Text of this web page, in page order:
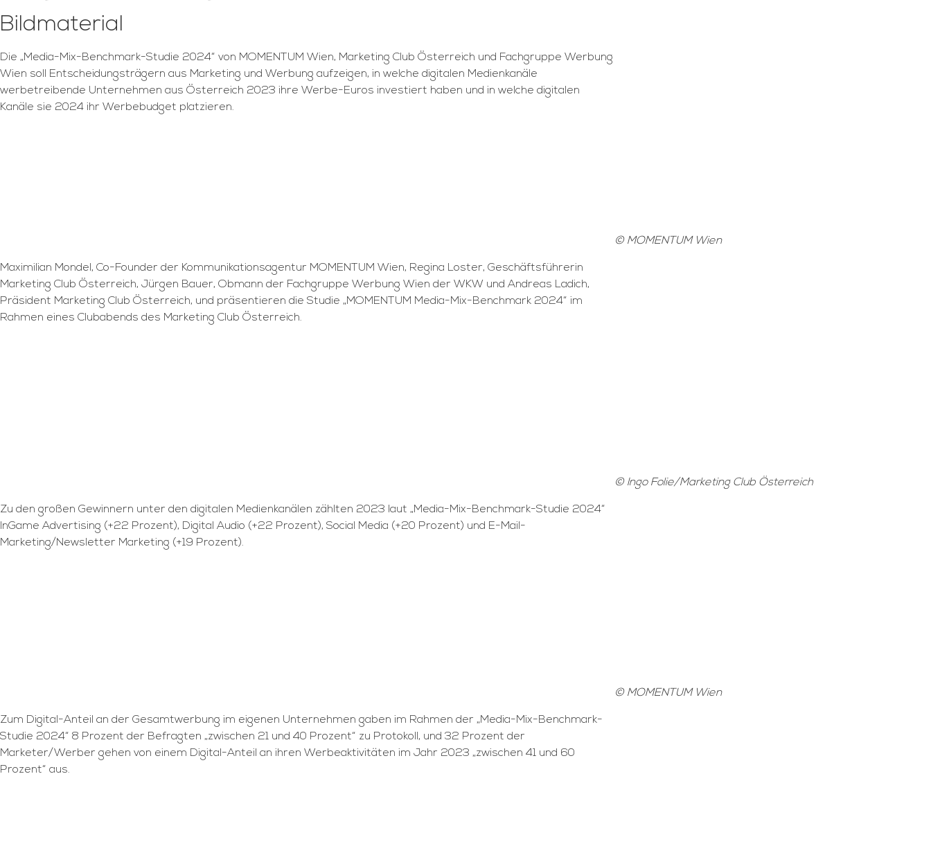
Bildmaterial
Die „Media-Mix-Benchmark-Studie 2024“ von MOMENTUM Wien, Marketing Club Österreich und Fachgruppe Werbung
Wien soll Entscheidungsträgern aus Marketing und Werbung aufzeigen, in welche digitalen Medienkanäle
werbetreibende Unternehmen aus Österreich 2023 ihre Werbe-Euros investiert haben und in welche digitalen
Kanäle sie 2024 ihr Werbebudget platzieren.
© MOMENTUM Wien
Maximilian Mondel, Co-Founder der Kommunikationsagentur MOMENTUM Wien, Regina Loster, Geschäftsführerin
Marketing Club Österreich, Jürgen Bauer, Obmann der Fachgruppe Werbung Wien der WKW und Andreas Ladich,
Präsident Marketing Club Österreich, und präsentieren die Studie „MOMENTUM Media-Mix-Benchmark 2024“ im
Rahmen eines Clubabends des Marketing Club Österreich.
© Ingo Folie/Marketing Club Österreich
Zu den großen Gewinnern unter den digitalen Medienkanälen zählten 2023 laut „Media-Mix-Benchmark-Studie 2024“
InGame Advertising (+22 Prozent), Digital Audio (+22 Prozent), Social Media (+20 Prozent) und E-Mail-
Marketing/Newsletter Marketing (+19 Prozent).
© MOMENTUM Wien
Zum Digital-Anteil an der Gesamtwerbung im eigenen Unternehmen gaben im Rahmen der „Media-Mix-Benchmark-
Studie 2024“ 8 Prozent der Befragten „zwischen 21 und 40 Prozent“ zu Protokoll, und 32 Prozent der
Marketer/Werber gehen von einem Digital-Anteil an ihren Werbeaktivitäten im Jahr 2023 „zwischen 41 und 60
Prozent“ aus.